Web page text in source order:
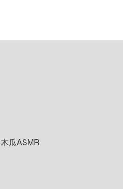
瓜ASMR